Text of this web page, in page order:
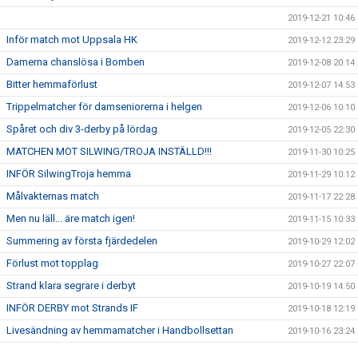
2019-12-21 10:46
Inför match mot Uppsala HK 2019-12-12 23:29
Damerna chanslösa i Bomben 2019-12-08 20:14
Bitter hemmaförlust 2019-12-07 14:53
Trippelmatcher för damseniorerna i helgen 2019-12-06 10:10
Spåret och div 3-derby på lördag 2019-12-05 22:30
MATCHEN MOT SILWING/TROJA INSTÄLLD!!! 2019-11-30 10:25
INFÖR SilwingTroja hemma 2019-11-29 10:12
Målvakternas match 2019-11-17 22:28
Men nu läll... äre match igen! 2019-11-15 10:33
Summering av första fjärdedelen 2019-10-29 12:02
Förlust mot topplag 2019-10-27 22:07
Strand klara segrare i derbyt 2019-10-19 14:50
INFÖR DERBY mot Strands IF 2019-10-18 12:19
Livesändning av hemmamatcher i Handbollsettan 2019-10-16 23:24